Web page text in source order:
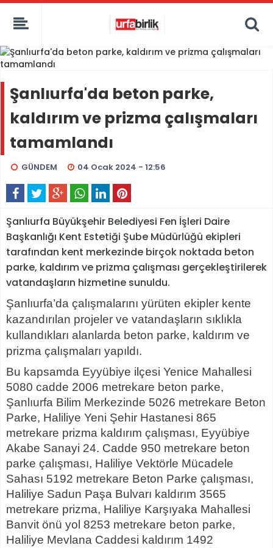
Şanlıurfa'da beton parke,
kaldırım ve prizma çalışmaları
tamamlandı
GÜNDEM 04 Ocak 2024 - 12:56
Şanlıurfa Büyükşehir Belediyesi Fen İşleri Daire
Başkanlığı Kent Estetiği Şube Müdürlüğü ekipleri
tarafından kent merkezinde birçok noktada beton
parke, kaldırım ve prizma çalışması gerçekleştirilerek
vatandaşların hizmetine sunuldu.
Şanlıurfa’da çalışmalarını yürüten ekipler kente
kazandırılan projeler ve vatandaşların sıklıkla
kullandıkları alanlarda beton parke, kaldırım ve
prizma çalışmaları yapıldı.
Bu kapsamda Eyyübiye ilçesi Yenice Mahallesi
5080 cadde 2006 metrekare beton parke,
Şanlıurfa Bilim Merkezinde 5026 metrekare Beton
Parke, Haliliye Yeni Şehir Hastanesi 865
metrekare prizma kaldırım çalışması, Eyyübiye
Akabe Sanayi 24. Cadde 950 metrekare beton
parke çalışması, Haliliye Vektörle Mücadele
Sahası 5192 metrekare Beton Parke çalışması,
Haliliye Sadun Paşa Bulvarı kaldırım 3565
metrekare prizma, Haliliye Karşıyaka Mahallesi
Banvit önü yol 8253 metrekare beton parke,
Haliliye Mevlana Caddesi kaldırım 1492